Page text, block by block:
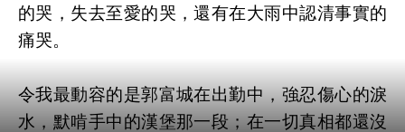
的哭，失去至愛的哭，還有在大雨中認清事實的
痛哭。
令我最動容的是郭富城在出勤中，強忍傷心的淚
水，默啃手中的漢堡那一段；在一切真相都還沒